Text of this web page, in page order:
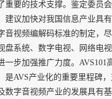
重要的技术支撑。鉴定委员
建议加快对我国信息产业具
音视频编解码标准的制定，
盘系统、数字电视、网络电
一步加强推广力度。AVS101
是AVS产业化的重要里程碑
数字音视频产业的发展具有基